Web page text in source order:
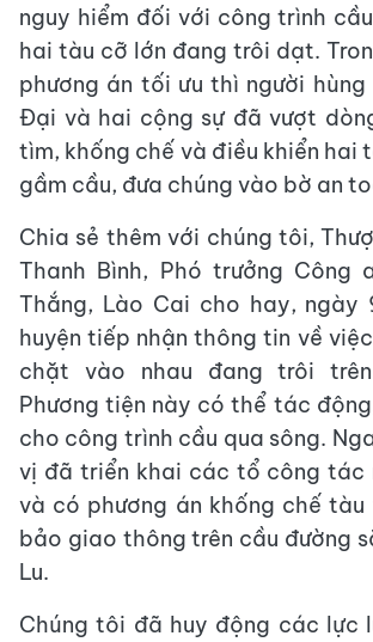
nguy hiểm đối với công trình
hai tàu cỡ lớn đang trôi dạt.
phương án tối ưu thì người hùng
Đại và hai cộng sự đã vượt
tìm, khống chế và điều khiển hai
gầm cầu, đưa chúng vào bờ an
Chia sẻ thêm với chúng tôi,
Thanh Bình, Phó trưởng Công
Thắng, Lào Cai cho hay, ngày
huyện tiếp nhận thông tin về
chặt vào nhau đang trôi
Phương tiện này có thể tác
cho công trình cầu qua sông.
vị đã triển khai các tổ công tác
và có phương án khống chế
bảo giao thông trên cầu đường
Lu.
Chúng tôi đã huy động các lực